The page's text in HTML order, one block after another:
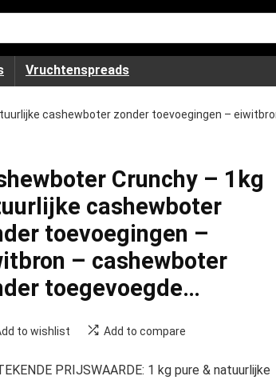
Vruchtenspreads
cashewboter zonder toevoegingen –
Crunchy – 1kg
cashewboter
toevoegingen –
– cashewboter
toegevoegde…
to wishlist Add to compare
PRIJSWAARDE: 1 kg pure & natuurlijke